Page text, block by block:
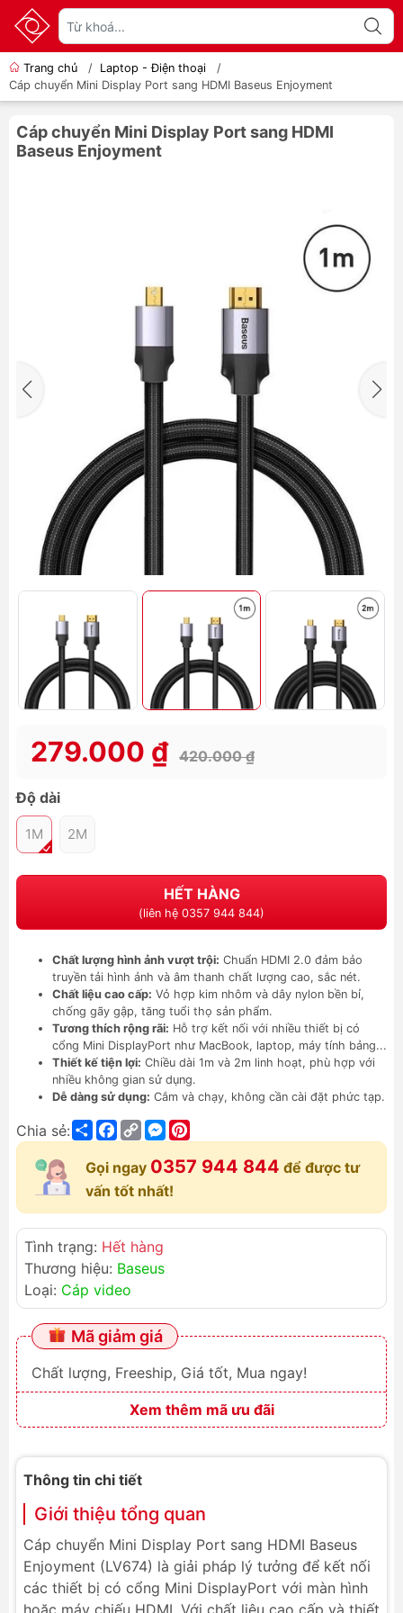
Trang chủ / Laptop - Điện thoại
/
Cáp chuyển Mini Display Port sang HDMI Baseus Enjoyment
Cáp chuyển Mini Display Port sang HDMI
Baseus Enjoyment
279.000 ₫ 420.000 ₫
Độ dài
1M 2M
HẾT HÀNG
(liên hệ 0357 944 844)
Chất lượng hình ảnh vượt trội: Chuẩn HDMI 2.0 đảm bảo
truyền tải hình ảnh và âm thanh chất lượng cao, sắc nét.
Chất liệu cao cấp: Vỏ hợp kim nhôm và dây nylon bền bỉ,
chống gãy gập, tăng tuổi thọ sản phẩm.
Tương thích rộng rãi: Hỗ trợ kết nối với nhiều thiết bị có
cổng Mini DisplayPort như MacBook, laptop, máy tính bảng...
Thiết kế tiện lợi: Chiều dài 1m và 2m linh hoạt, phù hợp với
nhiều không gian sử dụng.
Dễ dàng sử dụng: Cắm và chạy, không cần cài đặt phức tạp.
Chia sẻ: ShareFacebook
Copy
Link
Messenger
Gọi ngay 0357 944 844 để được tư
vấn tốt nhất!
Tình trạng: Hết hàng
Thương hiệu: Baseus
Loại: Cáp video
Mã giảm giá
Chất lượng, Freeship, Giá tốt, Mua ngay!
Xem thêm mã ưu đãi
Thông tin chi tiết
Giới thiệu tổng quan
Cáp chuyển Mini Display Port sang HDMI Baseus
Enjoyment (LV674) là giải pháp lý tưởng để kết nối
các thiết bị có cổng Mini DisplayPort với màn hình
hoặc máy chiếu HDMI. Với chất liệu cao cấp và thiết